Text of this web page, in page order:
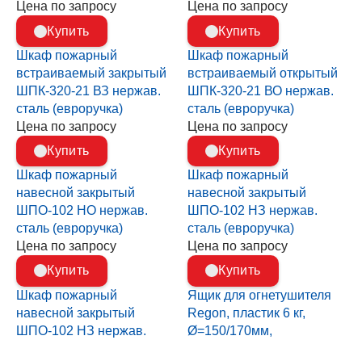
Цена по запросу
Купить
Цена по запросу
Купить
Шкаф пожарный
встраиваемый закрытый
ШПК-320-21 ВЗ нержав.
сталь (евроручка)
Цена по запросу
Купить
Шкаф пожарный
встраиваемый открытый
ШПК-320-21 ВО нержав.
сталь (евроручка)
Цена по запросу
Купить
Шкаф пожарный
навесной закрытый
ШПО-102 НО нержав.
сталь (евроручка)
Цена по запросу
Купить
Шкаф пожарный
навесной закрытый
ШПО-102 НЗ нержав.
сталь (евроручка)
Цена по запросу
Купить
Шкаф пожарный
навесной закрытый
ШПО-102 НЗ нержав.
Ящик для огнетушителя
Regon, пластик 6 кг,
Ø=150/170мм,